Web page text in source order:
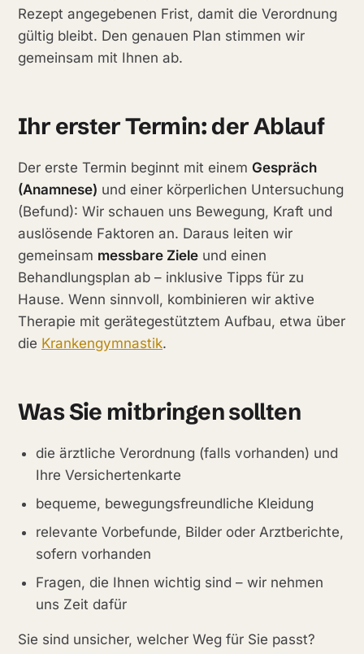
Rezept angegebenen Frist, damit die Verordnung
gültig bleibt. Den genauen Plan stimmen wir
gemeinsam mit Ihnen ab.
Ihr erster Termin: der Ablauf
Der erste Termin beginnt mit einem Gespräch
(Anamnese) und einer körperlichen Untersuchung
(Befund): Wir schauen uns Bewegung, Kraft und
auslösende Faktoren an. Daraus leiten wir
gemeinsam messbare Ziele und einen
Behandlungsplan ab – inklusive Tipps für zu
Hause. Wenn sinnvoll, kombinieren wir aktive
Therapie mit gerätegestütztem Aufbau, etwa über
die Krankengymnastik.
Was Sie mitbringen sollten
die ärztliche Verordnung (falls vorhanden) und
Ihre Versichertenkarte
bequeme, bewegungsfreundliche Kleidung
relevante Vorbefunde, Bilder oder Arztberichte,
sofern vorhanden
Fragen, die Ihnen wichtig sind – wir nehmen
uns Zeit dafür
Sie sind unsicher, welcher Weg für Sie passt?